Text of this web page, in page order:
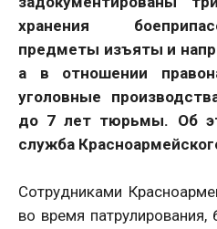
хранения
предметы изъяты и
а в отношении
уголовные
до 7 лет тюрьмы. Об
служба
Сотрудниками
во время